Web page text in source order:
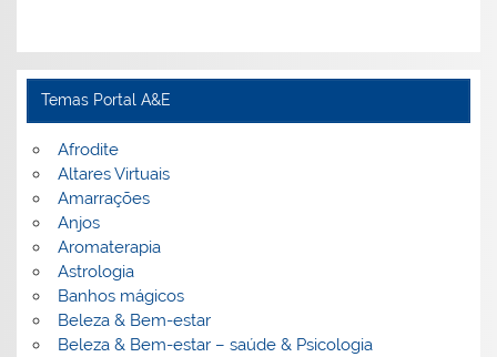
Temas Portal A&E
Afrodite
Altares Virtuais
Amarrações
Anjos
Aromaterapia
Astrologia
Banhos mágicos
Beleza & Bem-estar
Beleza & Bem-estar – saúde & Psicologia